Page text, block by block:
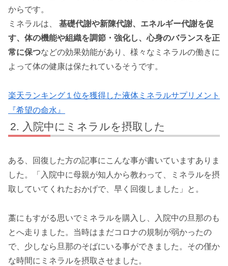
からです。
ミネラルは、 基礎代謝や新陳代謝、エネルギー代謝を促
す、体の機能や組織を調節・強化し、心身のバランスを正
常に保つなどの効果効能があり、様々なミネラルの働きに
よって体の健康は保たれているそうです。
楽天ランキング１位を獲得した液体ミネラルサプリメント
『希望の命水』
入院中にミネラルを摂取した
ある、回復した方の記事にこんな事が書いていますありま
した。「入院中に母親が知人から教わって、ミネラルを摂
取していてくれたおかげで、早く回復しました」と。
藁にもすがる思いでミネラルを購入し、入院中の旦那のも
とへ走りました。当時はまだコロナの規制が弱かったの
で、少しなら旦那のそばにいる事ができました。その僅か
な時間にミネラルを摂取させました。